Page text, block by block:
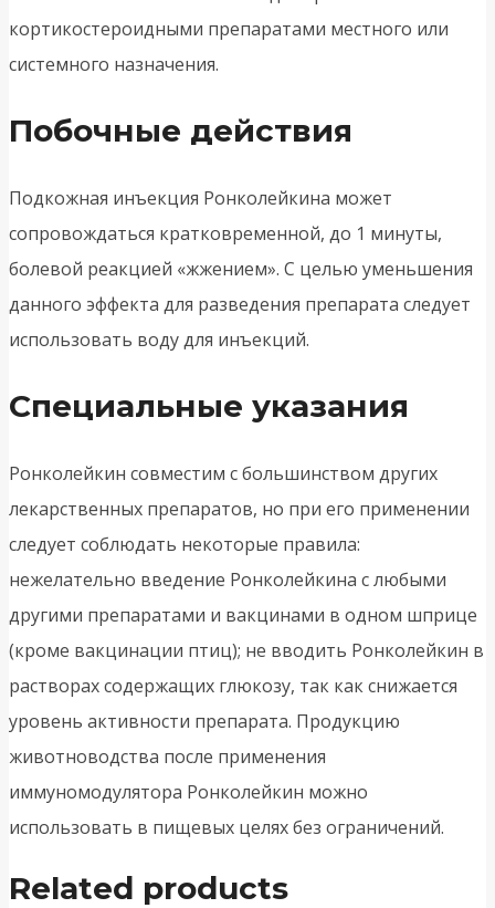
кортикостероидными препаратами местного или
системного назначения.
Побочные действия
Подкожная инъекция Ронколейкина может
сопровождаться кратковременной, до 1 минуты,
болевой реакцией «жжением». С целью уменьшения
данного эффекта для разведения препарата следует
использовать воду для инъекций.
Специальные указания
Ронколейкин совместим с большинством других
лекарственных препаратов, но при его применении
следует соблюдать некоторые правила:
нежелательно введение Ронколейкина с любыми
другими препаратами и вакцинами в одном шприце
(кроме вакцинации птиц); не вводить Ронколейкин в
растворах содержащих глюкозу, так как снижается
уровень активности препарата. Продукцию
животноводства после применения
иммуномодулятора Ронколейкин можно
использовать в пищевых целях без ограничений.
Related products